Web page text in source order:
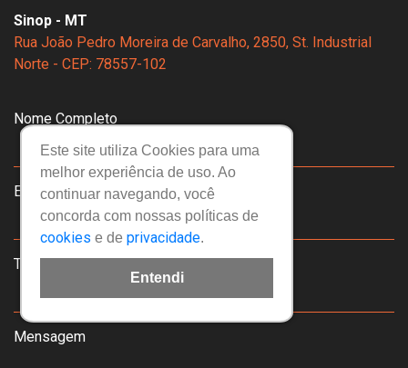
Sinop - MT
Rua João Pedro Moreira de Carvalho, 2850, St. Industrial
Norte - CEP: 78557-102
Nome Completo
Email
Telefone
Mensagem
Este site utiliza Cookies para uma
melhor experiência de uso. Ao
continuar navegando, você
concorda com nossas políticas de
cookies e deprivacidade.
Entendi